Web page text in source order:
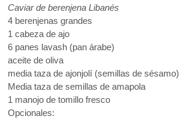
Caviar de berenjena Libanés
4 berenjenas grandes
1 cabeza de ajo
6 panes lavash (pan árabe)
aceite de oliva
media taza de ajonjolí (semillas de sésamo)
Media taza de semillas de amapola
1 manojo de tomillo fresco
Opcionales: